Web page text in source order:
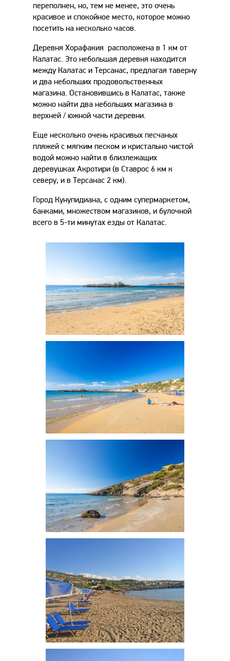
переполнен, но, тем не менее, это очень
красивое и спокойное место, которое можно
посетить на несколько часов.
Деревня Хорафакия расположена в 1 км от
Калатас. Это небольшая деревня находится
между Калатас и Терсанас, предлагая таверну
и два небольших продовольственных
магазина. Остановившись в Калатас, также
можно найти два небольших магазина в
верхней / южной части деревни.
Еще несколько очень красивых песчаных
пляжей с мягким песком и кристально чистой
водой можно найти в близлежащих
деревушках Акротири (в Ставрос 6 км к
северу, и в Терсанас 2 км).
Город Кунупидиана, с одним супермаркетом,
банками, множеством магазинов, и булочной
всего в 5-ти минутах езды от Калатас.